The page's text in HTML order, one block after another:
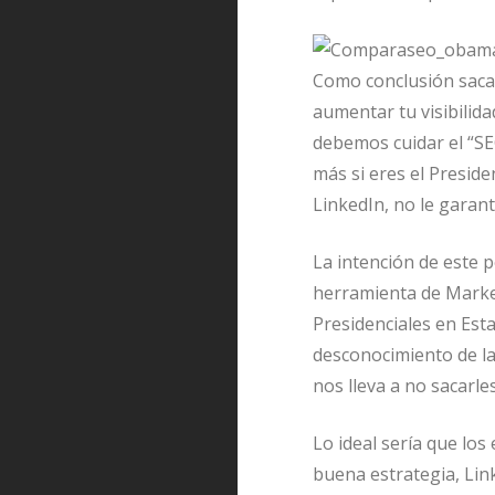
Como conclusión
aumentar tu
debemos cuidar el
más si eres el
LinkedIn, no le
La intención de este
herramienta de
Presidenciales en
desconocimiento de
nos lleva a no
Lo ideal sería que
buena estrategia,